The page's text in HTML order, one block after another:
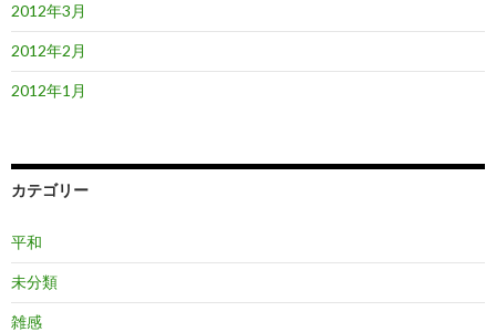
2012年3月
2012年2月
2012年1月
カテゴリー
平和
未分類
雑感